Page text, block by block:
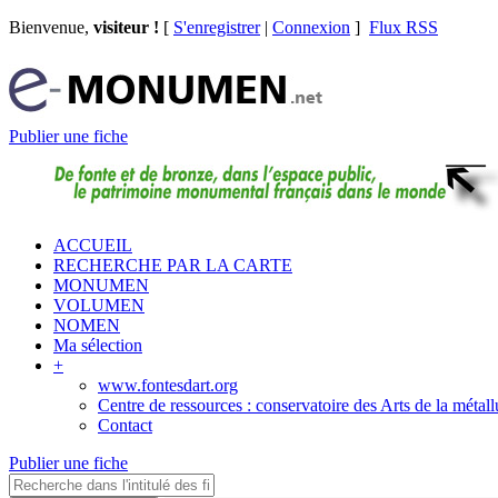
Bienvenue, visiteur ! [ S'enregistrer| Connexion ] Flux RSS
Publier une fiche
ACCUEIL
RECHERCHE PAR LA CARTE
MONUMEN
VOLUMEN
NOMEN
Ma sélection
+
www.fontesdart.org
Centre de ressources : conservatoire des Arts de la
Contact
Publier une fiche